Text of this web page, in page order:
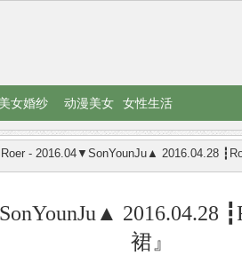
美女婚纱 动漫美女 女性生活
- 2016.04▼SonYounJu▲ 2016.04.28
2016.04.28
裙』